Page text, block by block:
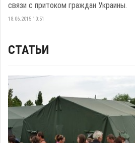
связи с притоком граждан Украины.
18.06.2015 10:51
СТАТЬИ